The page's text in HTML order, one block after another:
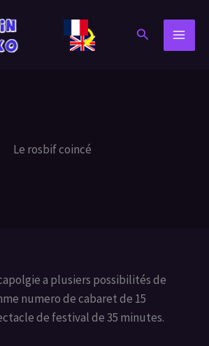
Rechercher
Le rosbif coincé
a plusiers possibilités de
numero de cabaret de 15
de festival de 35 minutes.